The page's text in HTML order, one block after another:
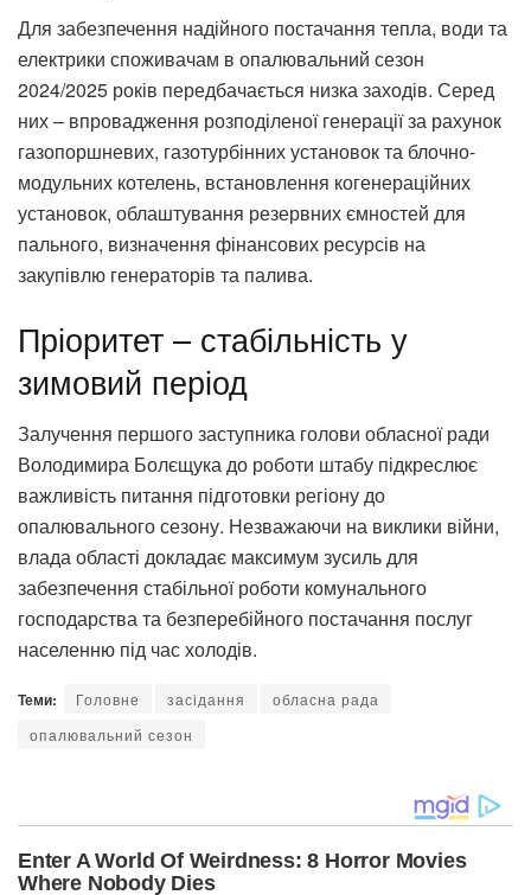
Для забезпечення надійного постачання тепла, води та
електрики споживачам в опалювальний сезон
2024/2025 років передбачається низка заходів. Серед
них – впровадження розподіленої генерації за рахунок
газопоршневих, газотурбінних установок та блочно-
модульних котелень, встановлення когенераційних
установок, облаштування резервних ємностей для
пального, визначення фінансових ресурсів на
закупівлю генераторів та палива.
Пріоритет – стабільність у
зимовий період
Залучення першого заступника голови обласної ради
Володимира Болєщука до роботи штабу підкреслює
важливість питання підготовки регіону до
опалювального сезону. Незважаючи на виклики війни,
влада області докладає максимум зусиль для
забезпечення стабільної роботи комунального
господарства та безперебійного постачання послуг
населенню під час холодів.
Теми: Головне засідання
обласна рада
опалювальний сезон